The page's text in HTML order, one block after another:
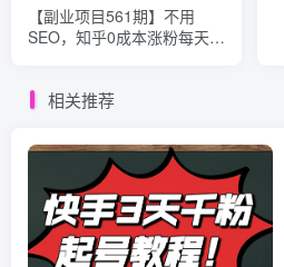
【副业项目561期】不用
SEO，知乎0成本涨粉每天
相关推荐